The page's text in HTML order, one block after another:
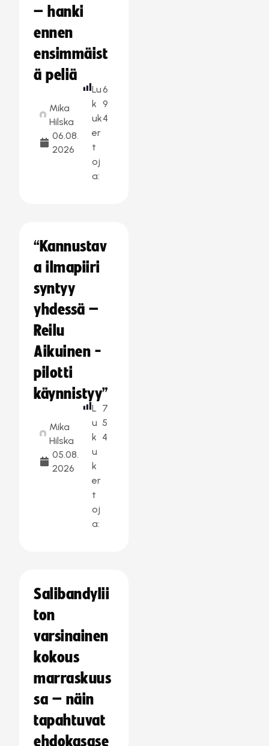
– hanki
ennen
ensimmäist
ä peliä
Mika
Hilska
06.08.
2026
Lu
k
uk
er
t
oj
a:
6
9
4
“Kannustav
a ilmapiiri
syntyy
yhdessä –
Reilu
Aikuinen -
pilotti
käynnistyy”
Mika
Hilska
05.08.
2026
L
u
k
u
k
er
t
oj
a:
7
5
4
Salibandylii
ton
varsinainen
kokous
marraskuus
sa – näin
tapahtuvat
ehdokasase